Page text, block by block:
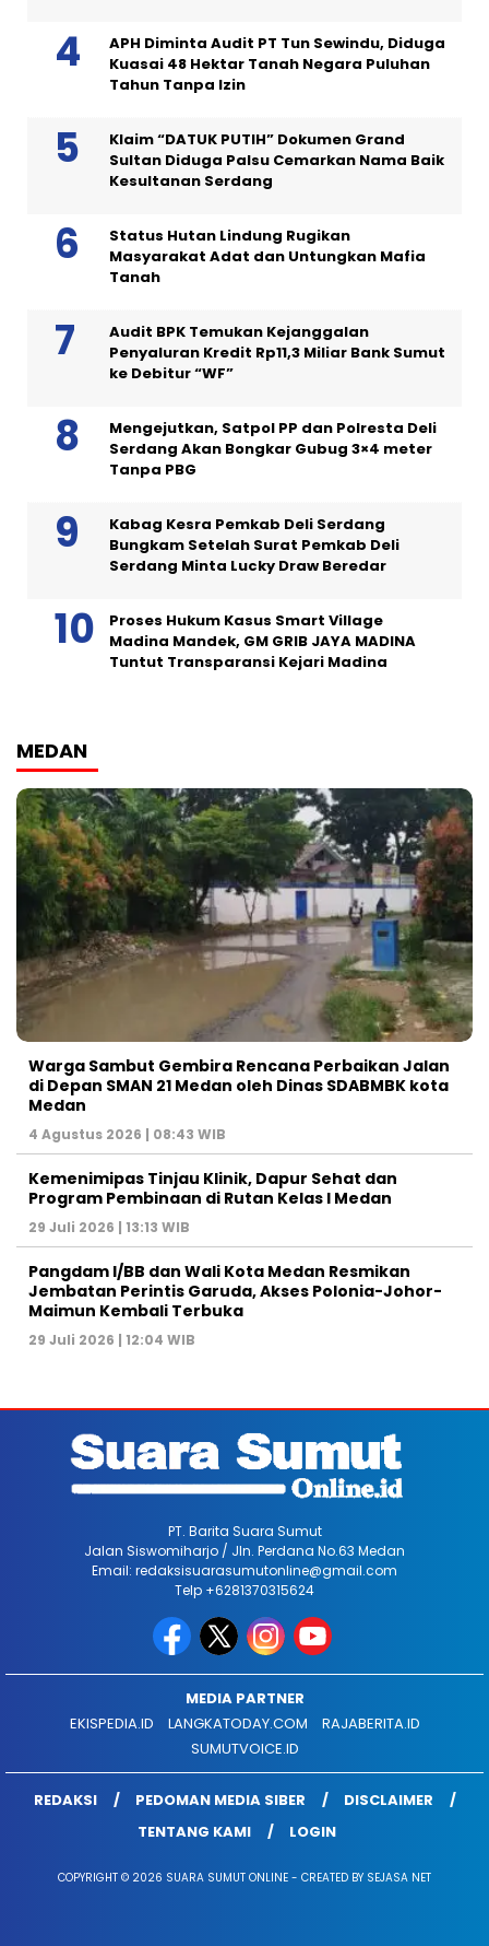
APH Diminta Audit PT Tun Sewindu, Diduga
Kuasai 48 Hektar Tanah Negara Puluhan
Tahun Tanpa Izin
Klaim “DATUK PUTIH” Dokumen Grand
Sultan Diduga Palsu Cemarkan Nama Baik
Kesultanan Serdang
Status Hutan Lindung Rugikan
Masyarakat Adat dan Untungkan Mafia
Tanah
Audit BPK Temukan Kejanggalan
Penyaluran Kredit Rp11,3 Miliar Bank Sumut
ke Debitur “WF”
Mengejutkan, Satpol PP dan Polresta Deli
Serdang Akan Bongkar Gubug 3×4 meter
Tanpa PBG
Kabag Kesra Pemkab Deli Serdang
Bungkam Setelah Surat Pemkab Deli
Serdang Minta Lucky Draw Beredar
Proses Hukum Kasus Smart Village
Madina Mandek, GM GRIB JAYA MADINA
Tuntut Transparansi Kejari Madina
MEDAN
Warga Sambut Gembira Rencana Perbaikan Jalan
di Depan SMAN 21 Medan oleh Dinas SDABMBK kota
Medan
4 Agustus 2026 | 08:43 WIB
Kemenimipas Tinjau Klinik, Dapur Sehat dan
Program Pembinaan di Rutan Kelas I Medan
29 Juli 2026 | 13:13 WIB
Pangdam I/BB dan Wali Kota Medan Resmikan
Jembatan Perintis Garuda, Akses Polonia-Johor-
Maimun Kembali Terbuka
29 Juli 2026 | 12:04 WIB
PT. Barita Suara Sumut
Jalan Siswomiharjo / Jln. Perdana No.63 Medan
Email: redaksisuarasumutonline@gmail.com
Telp +6281370315624
MEDIA PARTNER
EKISPEDIA.ID
LANGKATODAY.COM
RAJABERITA.ID
SUMUTVOICE.ID
REDAKSI PEDOMAN MEDIA SIBER
DISCLAIMER
TENTANG KAMI
LOGIN
COPYRIGHT © 2026 SUARA SUMUT ONLINE - CREATED BY SEJASA NET